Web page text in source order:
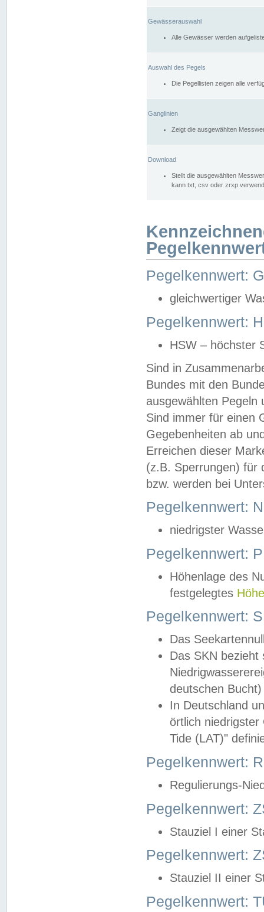
Gewässerauswahl
Alle Gewässer werden
Auswahl des Pegels
Die Pegellisten zeigen alle
Ganglinien
Zeigt die ausgewählten
Download
Stellt die ausgewählten
kann txt, csv oder zrxp
Pegelkennwert:
gleichwertiger
Pegelkennwert:
HSW – höchster
Sind in
Bundes mit den
ausgewählten
Sind immer für einen
Gegebenheiten ab
Erreichen dieser
(z.B. Sperrungen) für
bzw. werden bei
Pegelkennwert:
niedrigster
Pegelkennwert:
Höhenlage des
festgelegtes
Pegelkennwert:
Das
Das SKN
deutschen
In Deutschland
örtlich
Tide (LAT)"
Pegelkennwert:
Regulierungs-
Pegelkennwert:
Stauziel I einer
Pegelkennwert:
Stauziel II einer
Pegelkennwert: